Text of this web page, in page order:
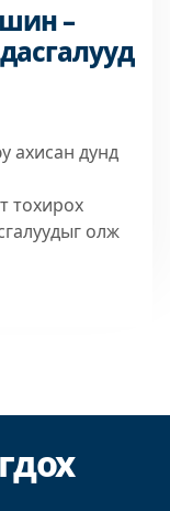
–
ахисан дунд
тохирох
олж